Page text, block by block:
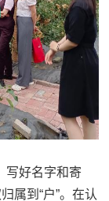
写好名字和寄
属到“户”。在认